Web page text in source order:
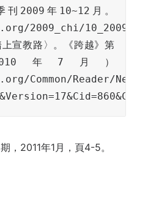
刊2009年10~12月。
2009_chi/
宣教路〉。《跨越》第
年7月）
Common/Reader/News/
，2011年1月，頁4-5。